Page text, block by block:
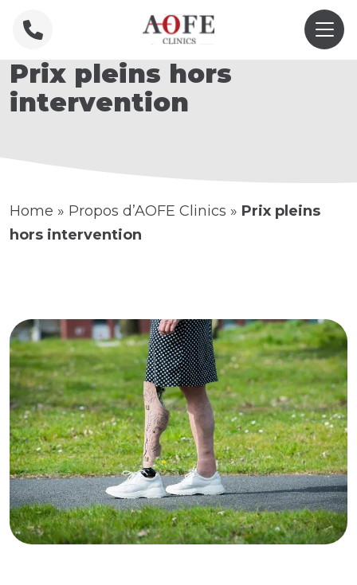
Prix pleins hors
intervention
Home » Propos d’AOFE Clinics » Prix pleins
hors intervention